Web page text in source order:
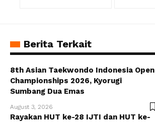
Berita Terkait
8th Asian Taekwondo Indonesia Open
Championships 2026, Kyorugi
Sumbang Dua Emas
August 3, 2026
Rayakan HUT ke-28 IJTI dan HUT ke-